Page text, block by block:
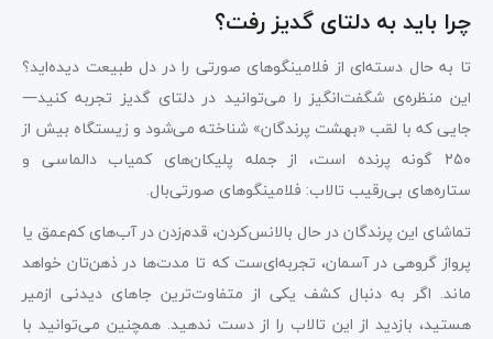
چرا باید به دلتای گدیز رفت؟
تا به حال دسته‌ای از فلامینگوهای صورتی را در دل طبیعت دیده‌اید؟
این منظره‌ی شگفت‌انگیز را می‌توانید در دلتای گدیز تجربه کنید—
جایی که با لقب «بهشت پرندگان» شناخته می‌شود و زیستگاه بیش از
۲۵۰ گونه پرنده است، از جمله پلیکان‌های کمیاب دالماسی و
ستاره‌های بی‌رقیب تالاب: فلامینگوهای صورتی‌بال.
تماشای این پرندگان در حال بالانس‌کردن، قدم‌زدن در آب‌های کم‌عمق یا
پرواز گروهی در آسمان، تجربه‌ای‌ست که تا مدت‌ها در ذهن‌تان خواهد
ماند. اگر به دنبال کشف یکی از متفاوت‌ترین جاهای دیدنی ازمیر
هستید، بازدید از این تالاب را از دست ندهید. همچنین می‌توانید با